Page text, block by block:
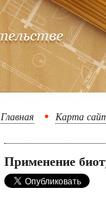
Главная Карта
Применение